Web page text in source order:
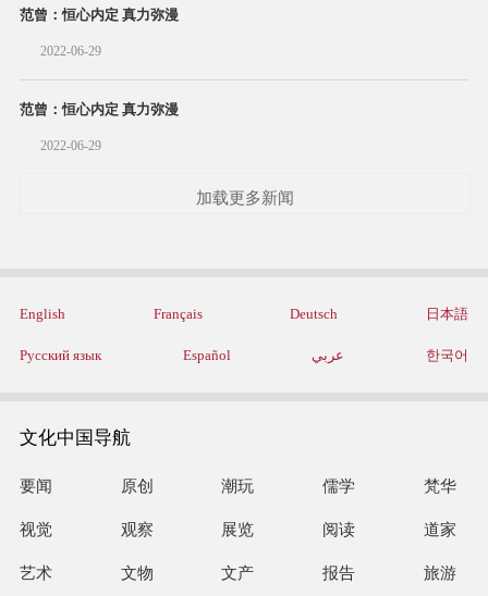
范曾：恒心内定 真力弥漫
2022-06-29
范曾：恒心内定 真力弥漫
2022-06-29
加载更多新闻
English Français Deutsch 日本語
Русский язык Español عربي 한국어
文化中国导航
要闻 原创 潮玩 儒学 梵华
视觉 观察 展览 阅读 道家
艺术 文物 文产 报告 旅游